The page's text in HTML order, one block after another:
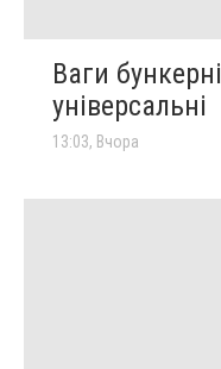
Ваги бункерні
універсальні
13:03, Вчора